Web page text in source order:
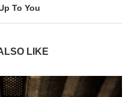
To You
LIKE